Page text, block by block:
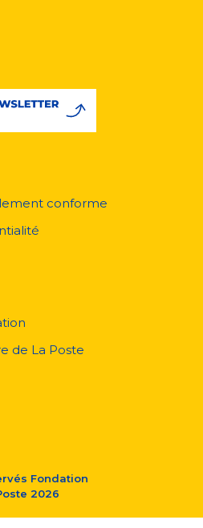
conforme
de La Poste
Fondation
2026